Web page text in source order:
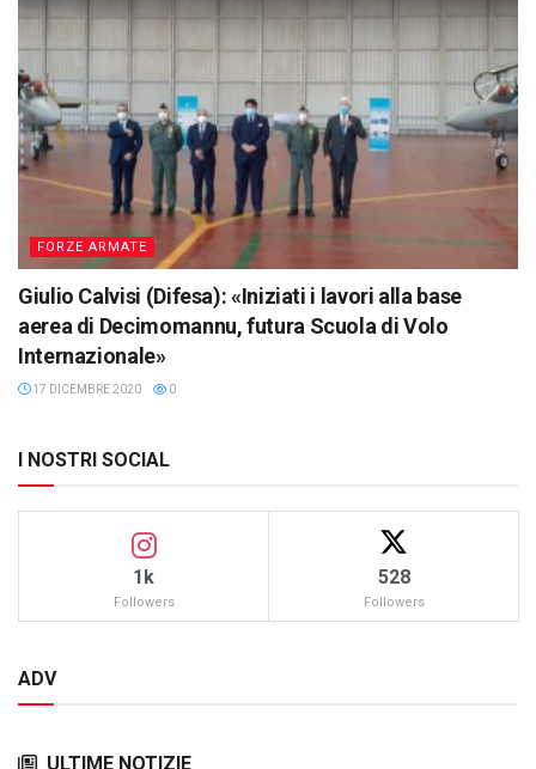
FORZE ARMATE
Giulio Calvisi (Difesa): «Iniziati i lavori alla base
aerea di Decimomannu, futura Scuola di Volo
Internazionale»
17 DICEMBRE 2020 0
I NOSTRI SOCIAL
1k
Followers
528
Followers
ADV
ULTIME NOTIZIE